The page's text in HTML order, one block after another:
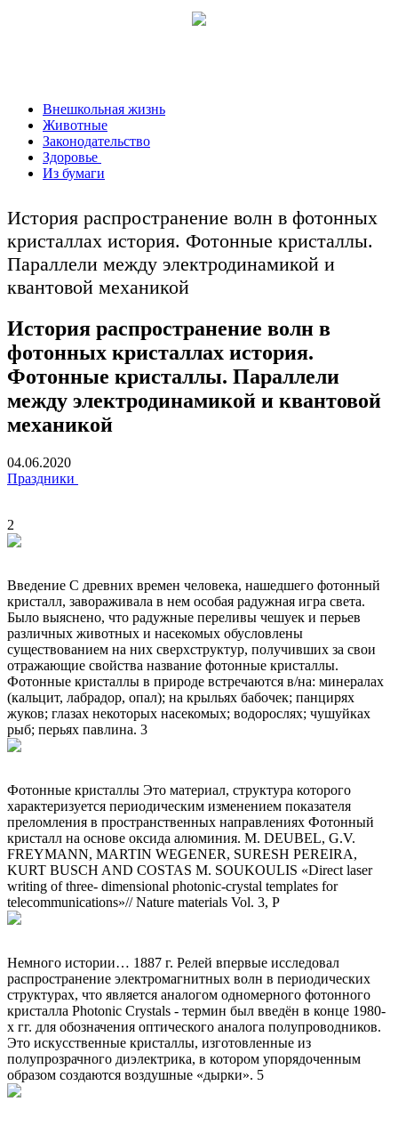
Внешкольная жизнь
Животные
Законодательство
Здоровье
Из бумаги
История распространение волн в фотонных
кристаллах история. Фотонные кристаллы.
Параллели между электродинамикой и
квантовой механикой
История распространение волн в
фотонных кристаллах история.
Фотонные кристаллы. Параллели
между электродинамикой и квантовой
механикой
04.06.2020
Праздники
2
Введение С древних времен человека, нашедшего фотонный
кристалл, завораживала в нем особая радужная игра света.
Было выяснено, что радужные переливы чешуек и перьев
различных животных и насекомых обусловлены
существованием на них сверхструктур, получивших за свои
отражающие свойства название фотонные кристаллы.
Фотонные кристаллы в природе встречаются в/на: минералах
(кальцит, лабрадор, опал); на крыльях бабочек; панцирях
жуков; глазах некоторых насекомых; водорослях; чушуйках
рыб; перьях павлина. 3
Фотонные кристаллы Это материал, структура которого
характеризуется периодическим изменением показателя
преломления в пространственных направлениях Фотонный
кристалл на основе оксида алюминия. M. DEUBEL, G.V.
FREYMANN, MARTIN WEGENER, SURESH PEREIRA,
KURT BUSCH AND COSTAS M. SOUKOULIS «Direct laser
writing of three- dimensional photonic-crystal templates for
telecommunications»// Nature materials Vol. 3, P
Немного истории… 1887 г. Релей впервые исследовал
распространение электромагнитных волн в периодических
структурах, что является аналогом одномерного фотонного
кристалла Photonic Crystals - термин был введён в конце 1980-
х гг. для обозначения оптического аналога полупроводников.
Это искусственные кристаллы, изготовленные из
полупрозрачного диэлектрика, в котором упорядоченным
образом создаются воздушные «дырки». 5